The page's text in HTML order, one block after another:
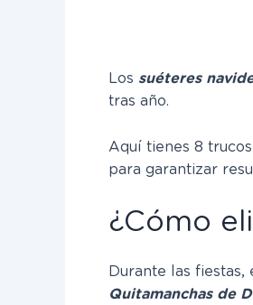
Los suéteres
tras año.
Aquí tienes 8
para garantizar
¿Cómo
Durante las fiestas,
Quitamanchas de